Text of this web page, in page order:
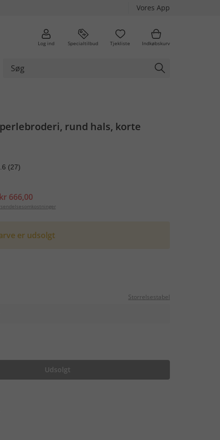
Vores App
Log ind Specialtilbud Tjekliste Indkøbskurv
rund hals, korte
(27)
kr 666,00
er udsolgt
Storrelsestabel
Udsolgt